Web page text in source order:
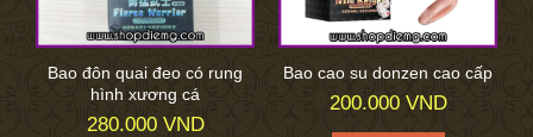
Bao đôn quai đeo có rung
hình xương cá
280.000 VND
Bao cao su donzen cao cấp
200.000 VND